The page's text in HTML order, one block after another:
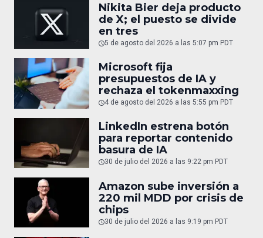
Nikita Bier deja producto
de X; el puesto se divide
en tres
5 de agosto del 2026 a las 5:07 pm PDT
Microsoft fija
presupuestos de IA y
rechaza el tokenmaxxing
4 de agosto del 2026 a las 5:55 pm PDT
LinkedIn estrena botón
para reportar contenido
basura de IA
30 de julio del 2026 a las 9:22 pm PDT
Amazon sube inversión a
220 mil MDD por crisis de
chips
30 de julio del 2026 a las 9:19 pm PDT